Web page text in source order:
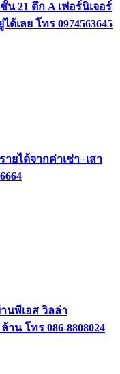
21 ตึก A เฟอร์นิเจอร์
เลย โทร 0974563645
ายได้จากค่าเช่า+เสา
นพีเอส วิลล่า
น โทร 086-8808024